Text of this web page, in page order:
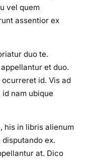
vel quem
assentior ex
duo te.
et duo.
id. Vis ad
nam ubique
his in libris alienum
ex.
at. Dico